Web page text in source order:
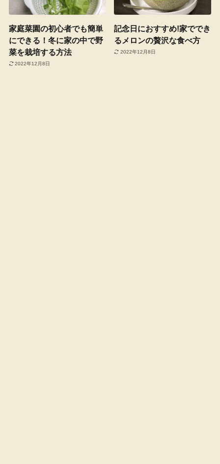
家庭菜園の初心者でも簡単
にできる！冬に家の中で野
菜を栽培する方法
2022年12月8日
記念日におすすめ!家ででき
るメロンの贅沢な食べ方
2022年12月8日